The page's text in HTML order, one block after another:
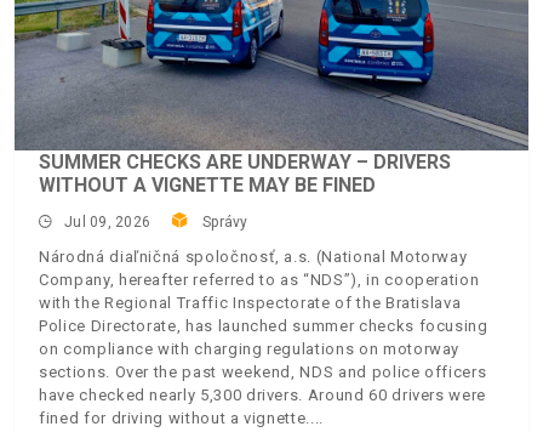
SUMMER CHECKS ARE UNDERWAY – DRIVERS
WITHOUT A VIGNETTE MAY BE FINED
Jul 09, 2026 Správy
Národná diaľničná spoločnosť, a.s. (National Motorway
Company, hereafter referred to as “NDS”), in cooperation
with the Regional Traffic Inspectorate of the Bratislava
Police Directorate, has launched summer checks focusing
on compliance with charging regulations on motorway
sections. Over the past weekend, NDS and police officers
have checked nearly 5,300 drivers. Around 60 drivers were
fined for driving without a vignette.